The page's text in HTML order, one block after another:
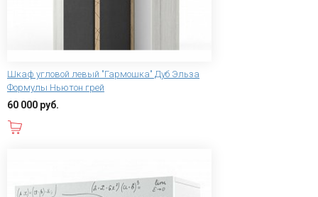
Шкаф угловой левый "Гармошка" Дуб Эльза
Формулы Ньютон грей
60 000 руб.